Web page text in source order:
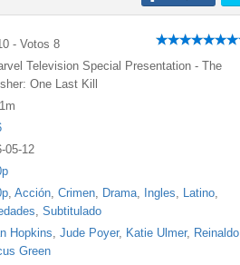
- Votos 8
Television Special Presentation - The
One Last Kill
05-12
, Acción, Crimen, Drama, Ingles, Latino,
, Subtitulado
Hopkins, Jude Poyer, Katie Ulmer, Reinaldo
Green